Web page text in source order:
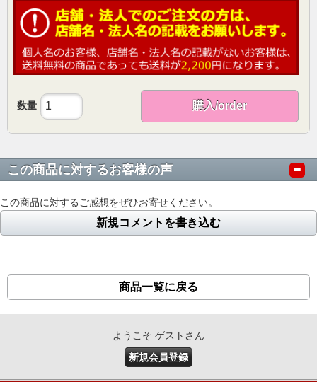
数量 購入/order
この商品に対するお客様の声
この商品に対するご感想をぜひお寄せください。
新規コメントを書き込む
商品一覧に戻る
ようこそ ゲストさん
新規会員登録